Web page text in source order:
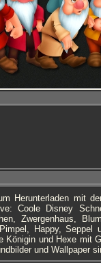
Herunterladen mit
Coole Disney
Zwergenhaus,
Happy,
Königin und Hexe mit
und Wallpaper